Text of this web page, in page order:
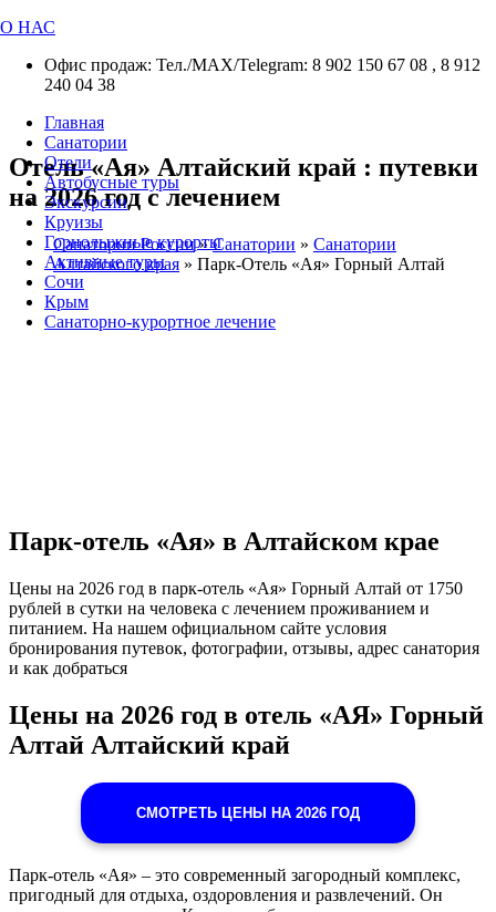
О НАС
Офис продаж: Тел./МАХ/Telegram: 8 902 150 67 08 , 8 912
240 04 38
Главная
Санатории
Отели
Автобусные туры
Экскурсии
Круизы
Горнолыжные курорты
Активные туры
Сочи
Крым
Санаторно-курортное лечение
Отель «Ая» Алтайский край : путевки
на 2026 год с лечением
Санатории России»Санатории » Санатории
Алтайского края » Парк-Отель «Ая» Горный Алтай
Парк-отель «Ая» в Алтайском крае
Цены на 2026 год в парк-отель «Ая» Горный Алтай от 1750
рублей в сутки на человека с лечением проживанием и
питанием. На нашем официальном сайте условия
бронирования путевок, фотографии, отзывы, адрес санатория
и как добраться
Цены на 2026 год в отель «АЯ» Горный
Алтай Алтайский край
СМОТРЕТЬ ЦЕНЫ НА 2026 ГОД
Парк-отель «Ая» – это современный загородный комплекс,
пригодный для отдыха, оздоровления и развлечений. Он